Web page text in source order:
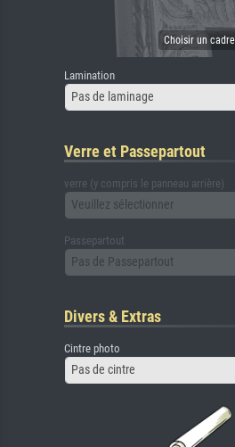
Lamination
Pas de laminage
Verre et Passepartout
verre (y compris le panneau arrière)
Veuillez sélectionner
Passepartout
Pas de Passepartout
Divers & Extras
Cintre photo
Pas de cintre